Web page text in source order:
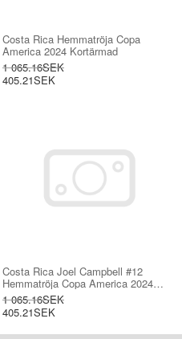
Costa Rica Hemmatröja Copa
America 2024 Kortärmad
1 065.16SEK
405.21SEK
Costa Rica Joel Campbell #12
Hemmatröja Copa America 2024
Kortärmad
1 065.16SEK
405.21SEK